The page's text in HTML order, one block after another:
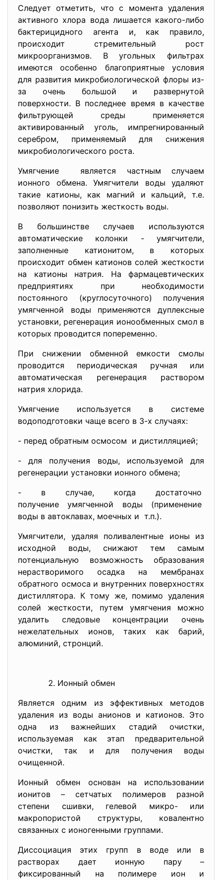
Следует отметить, что с момента удаления
активного хлора вода лишается какого-либо
бактерицидного агента и, как правило,
происходит стремительный рост
микроорганизмов. В угольных фильтрах
имеются особенно благоприятные условия
для развития микробиологической флоры из-
за очень большой и развернутой
поверхности. В последнее время в качестве
фильтрующей среды применяется
активированный уголь, импрегнированный
серебром, применяемый для снижения
микробиологического роста.
Умягчение является частным случаем
ионного обмена. Умягчители воды удаляют
такие катионы, как магний и кальций, т.е.
позволяют понизить жесткость воды.
В большинстве случаев используются
автоматические колонки - умягчители,
заполненные катионитом, в которых
происходит обмен катионов солей жесткости
на катионы натрия. На фармацевтических
предприятиях при необходимости
постоянного (круглосуточного) получения
умягченной воды применяются дуплексные
установки, регенерация ионообменных смол в
которых проводится попеременно.
При снижении обменной емкости смолы
проводится периодическая ручная или
автоматическая регенерация раствором
натрия хлорида.
Умягчение используется в системе
водоподготовки чаще всего в 3-х случаях:
- перед обратным осмосом и дистилляцией;
- для получения воды, используемой для
регенерации установки ионного обмена;
- в случае, когда достаточно
получение умягченной воды (применение
воды в автоклавах, моечных и т.п.).
Умягчители, удаляя поливалентные ионы из
исходной воды, снижают тем самым
потенциальную возможность образования
нерастворимого осадка на мембранах
обратного осмоса и внутренних поверхностях
дистиллятора. К тому же, помимо удаления
солей жесткости, путем умягчения можно
удалить следовые концентрации очень
нежелательных ионов, таких как барий,
алюминий, стронций.
Ионный обмен
Является одним из эффективных методов
удаления из воды анионов и катионов. Это
одна из важнейших стадий очистки,
используемая как этап предварительной
очистки, так и для получения воды
очищенной.
Ионный обмен основан на использовании
ионитов – сетчатых полимеров разной
степени сшивки, гелевой микро- или
макропористой структуры, ковалентно
связанных с ионогенными группами.
Диссоциация этих групп в воде или в
растворах дает ионную пару –
фиксированный на полимере ион и